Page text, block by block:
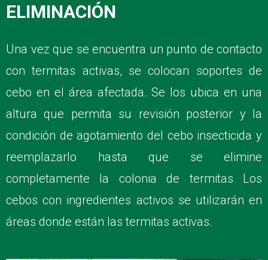
ELIMINACIÓN
Una vez que se encuentra un punto de contacto
con termitas activas, se colocan soportes de
cebo en el área afectada. Se los ubica en una
altura que permita su revisión posterior y la
condición de agotamiento del cebo insecticida y
reemplazarlo hasta que se elimine
completamente la colonia de termitas Los
cebos con ingredientes activos se utilizarán en
áreas donde están las termitas activas.